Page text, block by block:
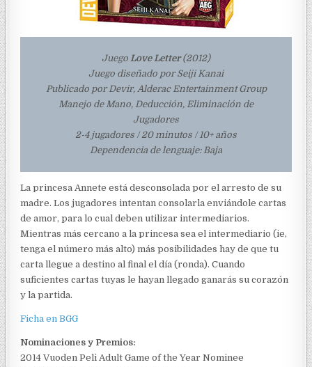
Juego Love Letter(2012)
Juego diseñado por Seiji Kanai
Publicado por Devir, Alderac Entertainment Group
Manejo de Mano, Deducción, Eliminación de
Jugadores
2-4 jugadores / 20 minutos / 10+ años
Dependencia de lenguaje: Baja
La princesa Annete está desconsolada por el arresto de su
madre. Los jugadores intentan consolarla enviándole cartas
de amor, para lo cual deben utilizar intermediarios.
Mientras más cercano a la princesa sea el intermediario (ie,
tenga el número más alto) más posibilidades hay de que tu
carta llegue a destino al final el día (ronda). Cuando
suficientes cartas tuyas le hayan llegado ganarás su corazón
y la partida.
Ficha en BGG
Nominaciones y Premios:
2014 Vuoden Peli Adult Game of the Year Nominee